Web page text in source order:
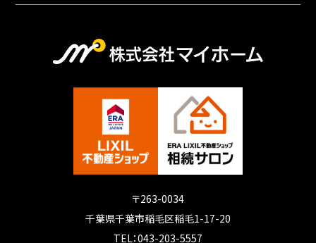
〒263-0034
千葉県千葉市稲毛区稲毛1-17-20
TEL：043-203-5557